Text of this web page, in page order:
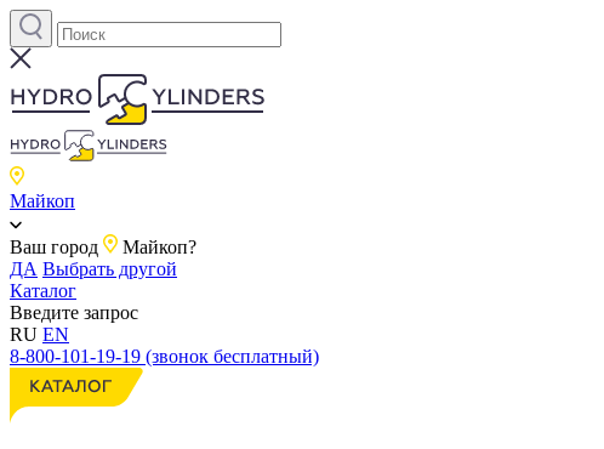
Майкоп
Ваш город
Майкоп?
ДА Выбрать другой
Каталог
Введите запрос
RU EN
8-800-101-19-19 (звонок бесплатный)